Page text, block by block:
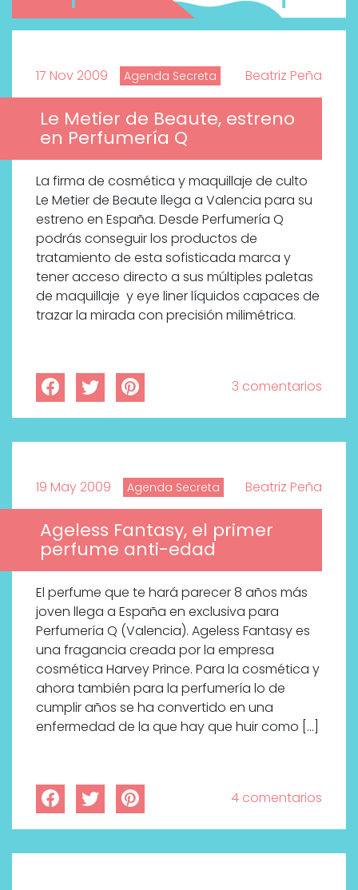
17 Nov 2009 Agenda Secreta Beatriz Peña
Le Metier de Beaute, estreno
en Perfumería Q
La firma de cosmética y maquillaje de culto
Le Metier de Beaute llega a Valencia para su
estreno en España. Desde Perfumería Q
podrás conseguir los productos de
tratamiento de esta sofisticada marca y
tener acceso directo a sus múltiples paletas
de maquillaje y eye liner líquidos capaces de
trazar la mirada con precisión milimétrica.
3 comentarios
19 May 2009 Agenda Secreta Beatriz Peña
Ageless Fantasy, el primer
perfume anti-edad
El perfume que te hará parecer 8 años más
joven llega a España en exclusiva para
Perfumería Q (Valencia). Ageless Fantasy es
una fragancia creada por la empresa
cosmética Harvey Prince. Para la cosmética y
ahora también para la perfumería lo de
cumplir años se ha convertido en una
enfermedad de la que hay que huir como […]
4 comentarios